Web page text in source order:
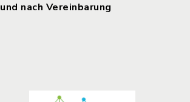
und nach Vereinbarung